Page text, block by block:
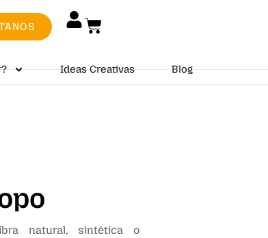
Ideas Creativas Blog
natural, sintética o